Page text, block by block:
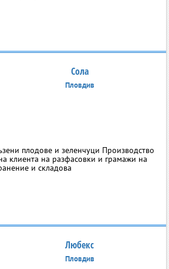
Сола
Пловдив
плодове и зеленчуци Производство
клиента на разфасовки и грамажи на
и складова
Любекс
Пловдив